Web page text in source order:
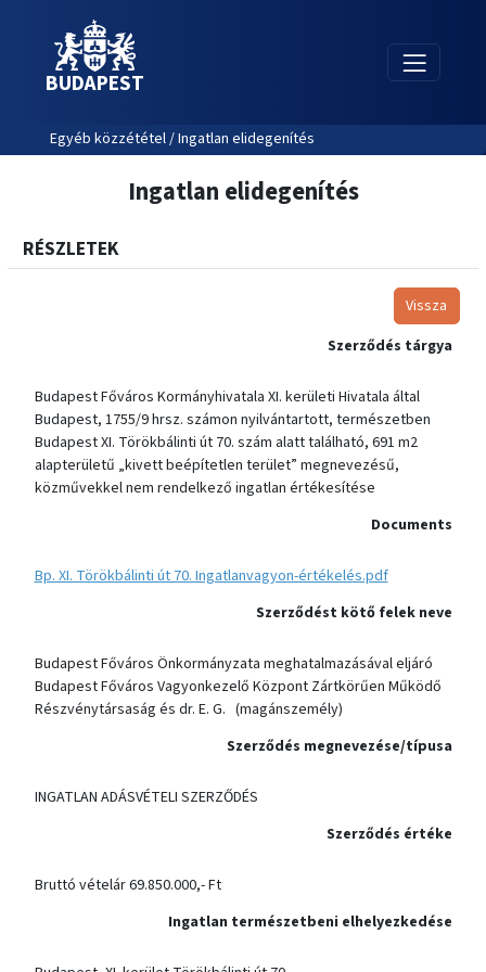
BUDAPEST
Egyéb közzététel / Ingatlan elidegenítés
Ingatlan elidegenítés
RÉSZLETEK
Vissza
Szerződés tárgya
Budapest Főváros Kormányhivatala XI. kerületi Hivatala által
Budapest, 1755/9 hrsz. számon nyilvántartott, természetben
Budapest XI. Törökbálinti út 70. szám alatt található, 691 m2
alapterületű „kivett beépítetlen terület” megnevezésű,
közművekkel nem rendelkező ingatlan értékesítése
Documents
Bp. XI. Törökbálinti út 70. Ingatlanvagyon-értékelés.pdf
Szerződést kötő felek neve
Budapest Főváros Önkormányzata meghatalmazásával eljáró
Budapest Főváros Vagyonkezelő Központ Zártkörűen Működő
Részvénytársaság és dr. E. G. (magánszemély)
Szerződés megnevezése/típusa
INGATLAN ADÁSVÉTELI SZERZŐDÉS
Szerződés értéke
Bruttó vételár 69.850.000,- Ft
Ingatlan természetbeni elhelyezkedése